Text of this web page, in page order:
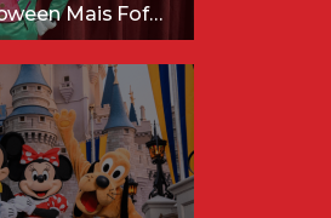
A Festa de Halloween Mais Fofa da Disney Está Chegando!